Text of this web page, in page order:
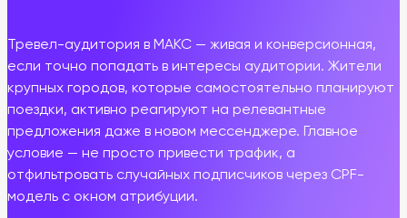
Тревел-аудитория в МАКС — живая и конверсионная,
если точно попадать в интересы аудитории. Жители
крупных городов, которые самостоятельно планируют
поездки, активно реагируют на релевантные
предложения даже в новом мессенджере. Главное
условие — не просто привести трафик, а
отфильтровать случайных подписчиков через CPF-
модель с окном атрибуции.